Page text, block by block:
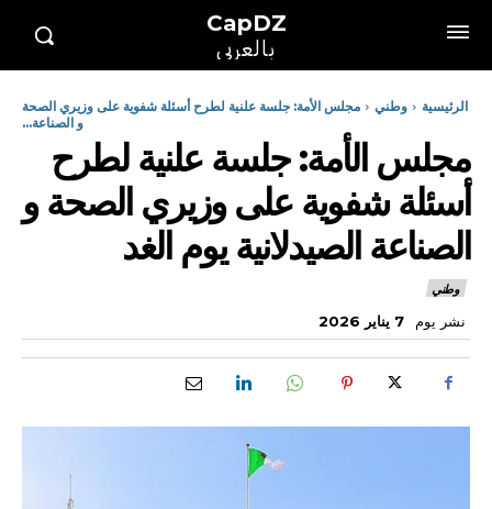
CapDZ
بالعربي
الرئيسية وطني
مجلس الأمة: جلسة علنية لطرح أسئلة شفوية على وزيري الصحة
و الصناعة...
مجلس الأمة: جلسة علنية لطرح
أسئلة شفوية على وزيري الصحة و
الصناعة الصيدلانية يوم الغد
وطني
نشر يوم 7 يناير 2026